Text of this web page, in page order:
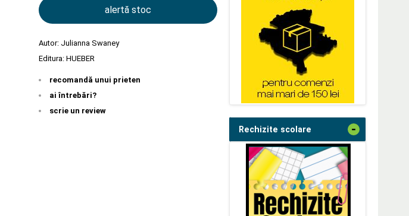
alertă stoc
Autor: Julianna Swaney
Editura: HUEBER
recomandă unui prieten
ai întrebări?
scrie un review
Rechizite scolare -